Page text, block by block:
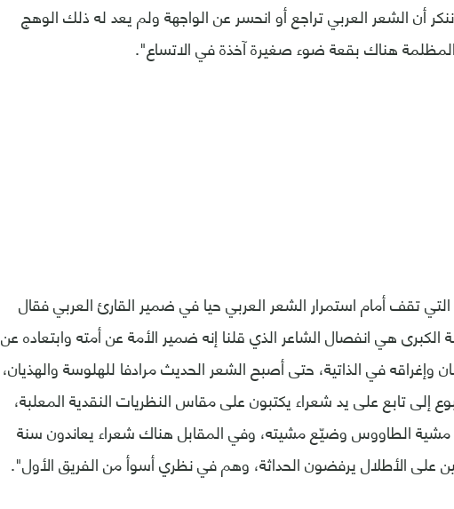
ننكر أن الشعر العربي تراجع أو انحسر عن الواجهة ولم يعد له ذلك الوهج
هناك بقعة ضوء صغيرة آخذة في الاتساع".
تقف أمام استمرار الشعر العربي حيا في ضمير القارئ العربي فقال
هي انفصال الشاعر الذي قلنا إنه ضمير الأمة عن أمته وابتعاده عن
وإغراقه في الذاتية، حتى أصبح الشعر الحديث مرادفا للهلوسة والهذيان،
إلى تابع على يد شعراء يكتبون على مقاس النظريات النقدية المعلبة،
مشية الطاووس وضيّع مشيته، وفي المقابل هناك شعراء يعاندون سنة
على الأطلال يرفضون الحداثة، وهم في نظري أسوأ من الفريق الأول".